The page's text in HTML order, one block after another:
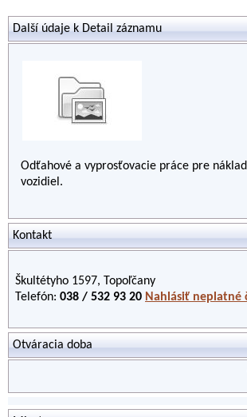
Další údaje k Detail záznamu
Odťahové a vyprosťovacie práce pre
vozidiel.
Kontakt
Škultétyho 1597, Topoľčany
Telefón: 038 / 532 93 20 Nahlásiť neplatné
Otváracia doba